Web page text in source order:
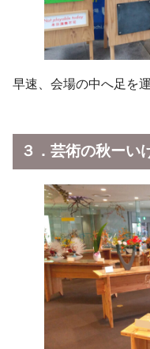
早速、会場の中へ足を
３．芸術の秋ーい